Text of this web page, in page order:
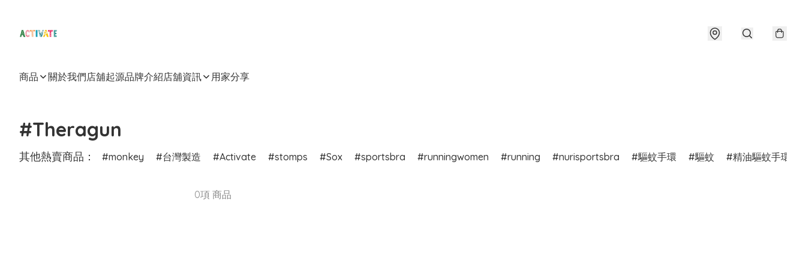
商品 關於我們店舖起源品牌介紹店舖資訊 用家分享
#Theragun
其他熱賣商品： monkey 台灣製造 Activate stomps Sox sportsbra runningwomen running nurisportsbra 驅蚊手環 驅蚊 精油驅蚊手環
0項 商品